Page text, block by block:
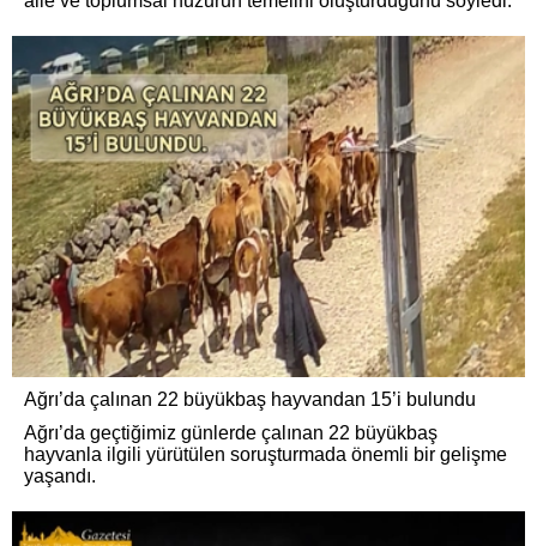
Ağrı’da çalınan 22 büyükbaş hayvandan 15’i bulundu
Ağrı’da geçtiğimiz günlerde çalınan 22 büyükbaş
hayvanla ilgili yürütülen soruşturmada önemli bir gelişme
yaşandı.